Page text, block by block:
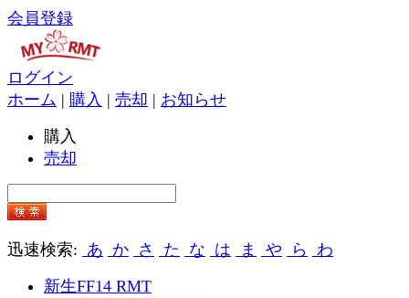
会員登録
ログイン
ホーム | 購入 | 売却 | お知らせ
購入
売却
迅速検索: あ か さ た な は ま や ら わ
新生FF14 RMT